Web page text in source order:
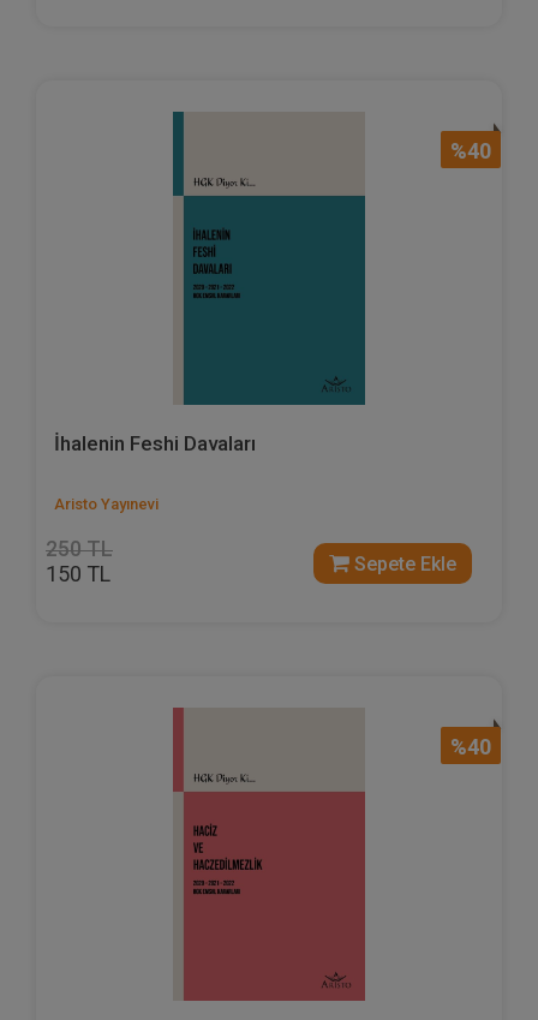
%40
İhalenin Feshi Davaları
Aristo Yayınevi
250 TL
150 TL Sepete Ekle
%40